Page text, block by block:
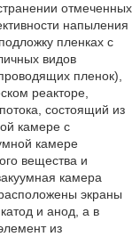
отмеченных
напыления
пленках с
видов
пленок),
реакторе,
состоящий из
камере с
камере
вещества и
камера
экраны
и анод, а в
из